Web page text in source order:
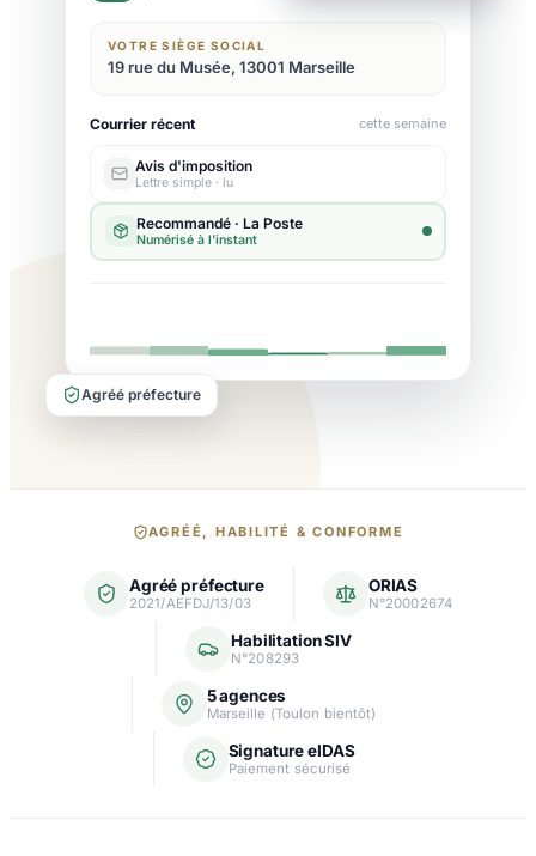
VOTRE SIÈGE SOCIAL
19 rue du Musée, 13001 Marseille
Courrier récent cette semaine
Avis d'imposition
Lettre simple · lu
Agréé préfecture
AGRÉÉ, HABILITÉ & CONFORME
Agréé préfecture
2021/AEFDJ/13/03
ORIAS
N°20002674
Habilitation SIV
N°208293
5 agences
Marseille (Toulon bientôt)
Signature eIDAS
Paiement sécurisé